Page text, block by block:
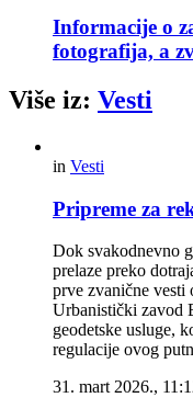
Informacije o
fotografija, a
Više iz: Vesti
in Vesti
Pripreme za
Dok svakodnevno
prelaze preko
prve zvanične vesti
Urbanistički zavod
geodetske usluge,
regulacije ovog
31. mart 2026.,